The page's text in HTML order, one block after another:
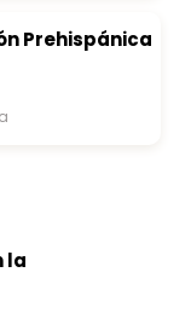
Prehispánica
la